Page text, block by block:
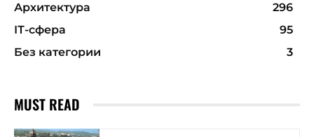
Архитектура
296
ІТ-сфера
95
Без категории
3
MUST READ